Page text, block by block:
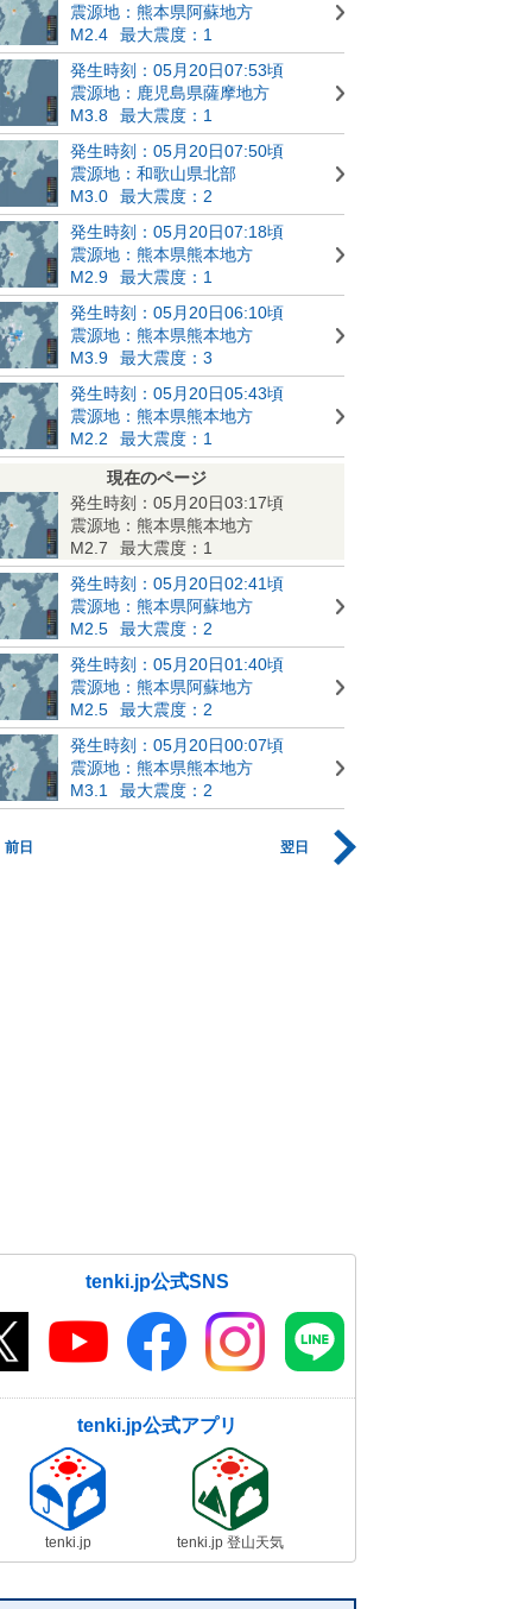
震源地：熊本県阿蘇地方
M2.4
最大震度：1
発生時刻：05月20日07:53頃
震源地：鹿児島県薩摩地方
M3.8
最大震度：1
発生時刻：05月20日07:50頃
震源地：和歌山県北部
M3.0
最大震度：2
発生時刻：05月20日07:18頃
震源地：熊本県熊本地方
M2.9
最大震度：1
発生時刻：05月20日06:10頃
震源地：熊本県熊本地方
M3.9
最大震度：3
発生時刻：05月20日05:43頃
震源地：熊本県熊本地方
M2.2
最大震度：1
現在のページ
発生時刻：05月20日03:17頃
震源地：熊本県熊本地方
M2.7
最大震度：1
発生時刻：05月20日02:41頃
震源地：熊本県阿蘇地方
M2.5
最大震度：2
発生時刻：05月20日01:40頃
震源地：熊本県阿蘇地方
M2.5
最大震度：2
発生時刻：05月20日00:07頃
震源地：熊本県熊本地方
M3.1
最大震度：2
前日 翌日
tenki.jp公式SNS
tenki.jp公式アプリ
tenki.jp tenki.jp 登山天気